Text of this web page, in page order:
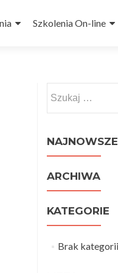
Szkolenia On-line
ARCHIWA
KATEGORIE
Brak kategorii